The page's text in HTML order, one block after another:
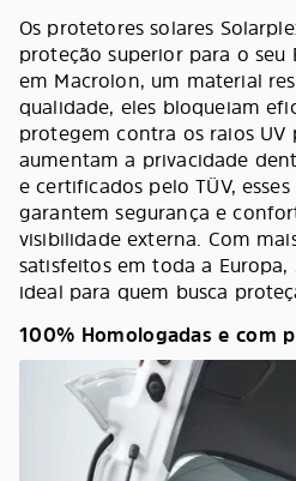
Os protetores solares
proteção superior para o seu
em Macrolon, um material
qualidade, eles bloqueiam
protegem contra os raios UV
aumentam a privacidade
e certificados pelo TÜV,
garantem segurança e
visibilidade externa. Com
satisfeitos em toda a Europa,
ideal para quem busca
100% Homologadas e com